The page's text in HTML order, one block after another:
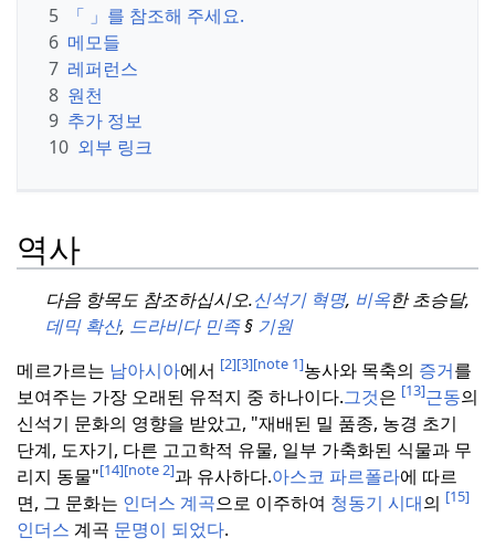
5
「 」를 참조해 주세요.
6 메모들
7 레퍼런스
8 원천
9 추가 정보
10 외부 링크
역사
다음 항목도 참조하십시오.신석기 혁명, 비옥한 초승달,
데믹 확산, 드라비다 민족§기원
메르가르는 남아시아에서 [2][3][note 1]농사와 목축의 증거를
보여주는 가장 오래된 유적지 중 하나이다.그것은 [13]근동의
신석기 문화의 영향을 받았고, "재배된 밀 품종, 농경 초기
단계, 도자기, 다른 고고학적 유물, 일부 가축화된 식물과 무
리지 동물"[14][note 2]과 유사하다.아스코 파르폴라에 따르
면, 그 문화는 인더스 계곡으로 이주하여 청동기 시대의 [15]
인더스 계곡 문명이 되었다.